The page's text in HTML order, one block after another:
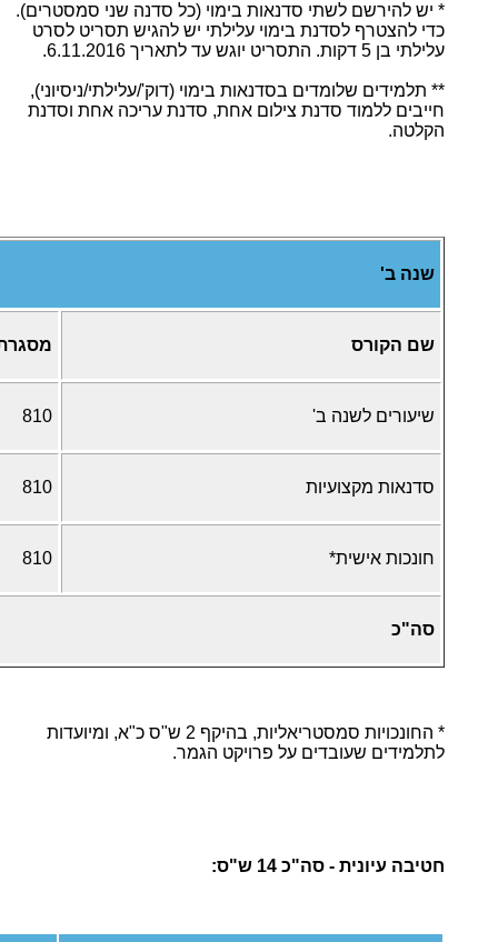
* יש להירשם לשתי סדנאות בימוי (כל סדנה שני סמסטרים).
כדי להצטרף לסדנת בימוי עלילתי יש להגיש תסריט לסרט
עלילתי בן 5 דקות. התסריט יוגש עד לתאריך
6.11.2016.
** תלמידים שלומדים בסדנאות בימוי (דוק'/עלילתי/ניסיוני),
חייבים ללמוד סדנת צילום אחת, סדנת עריכה אחת וסדנת
הקלטה.
שנה ב'
שם הקורס
שיעורים לשנה ב' 810
סדנאות מקצועיות 810
חונכות אישית* 810
סה"כ
* החונכויות סמסטריאליות, בהיקף 2 ש"ס כ"א, ומיועדות
לתלמידים שעובדים על פרויקט הגמר.
חטיבה עיונית - סה"כ 14 ש"ס: